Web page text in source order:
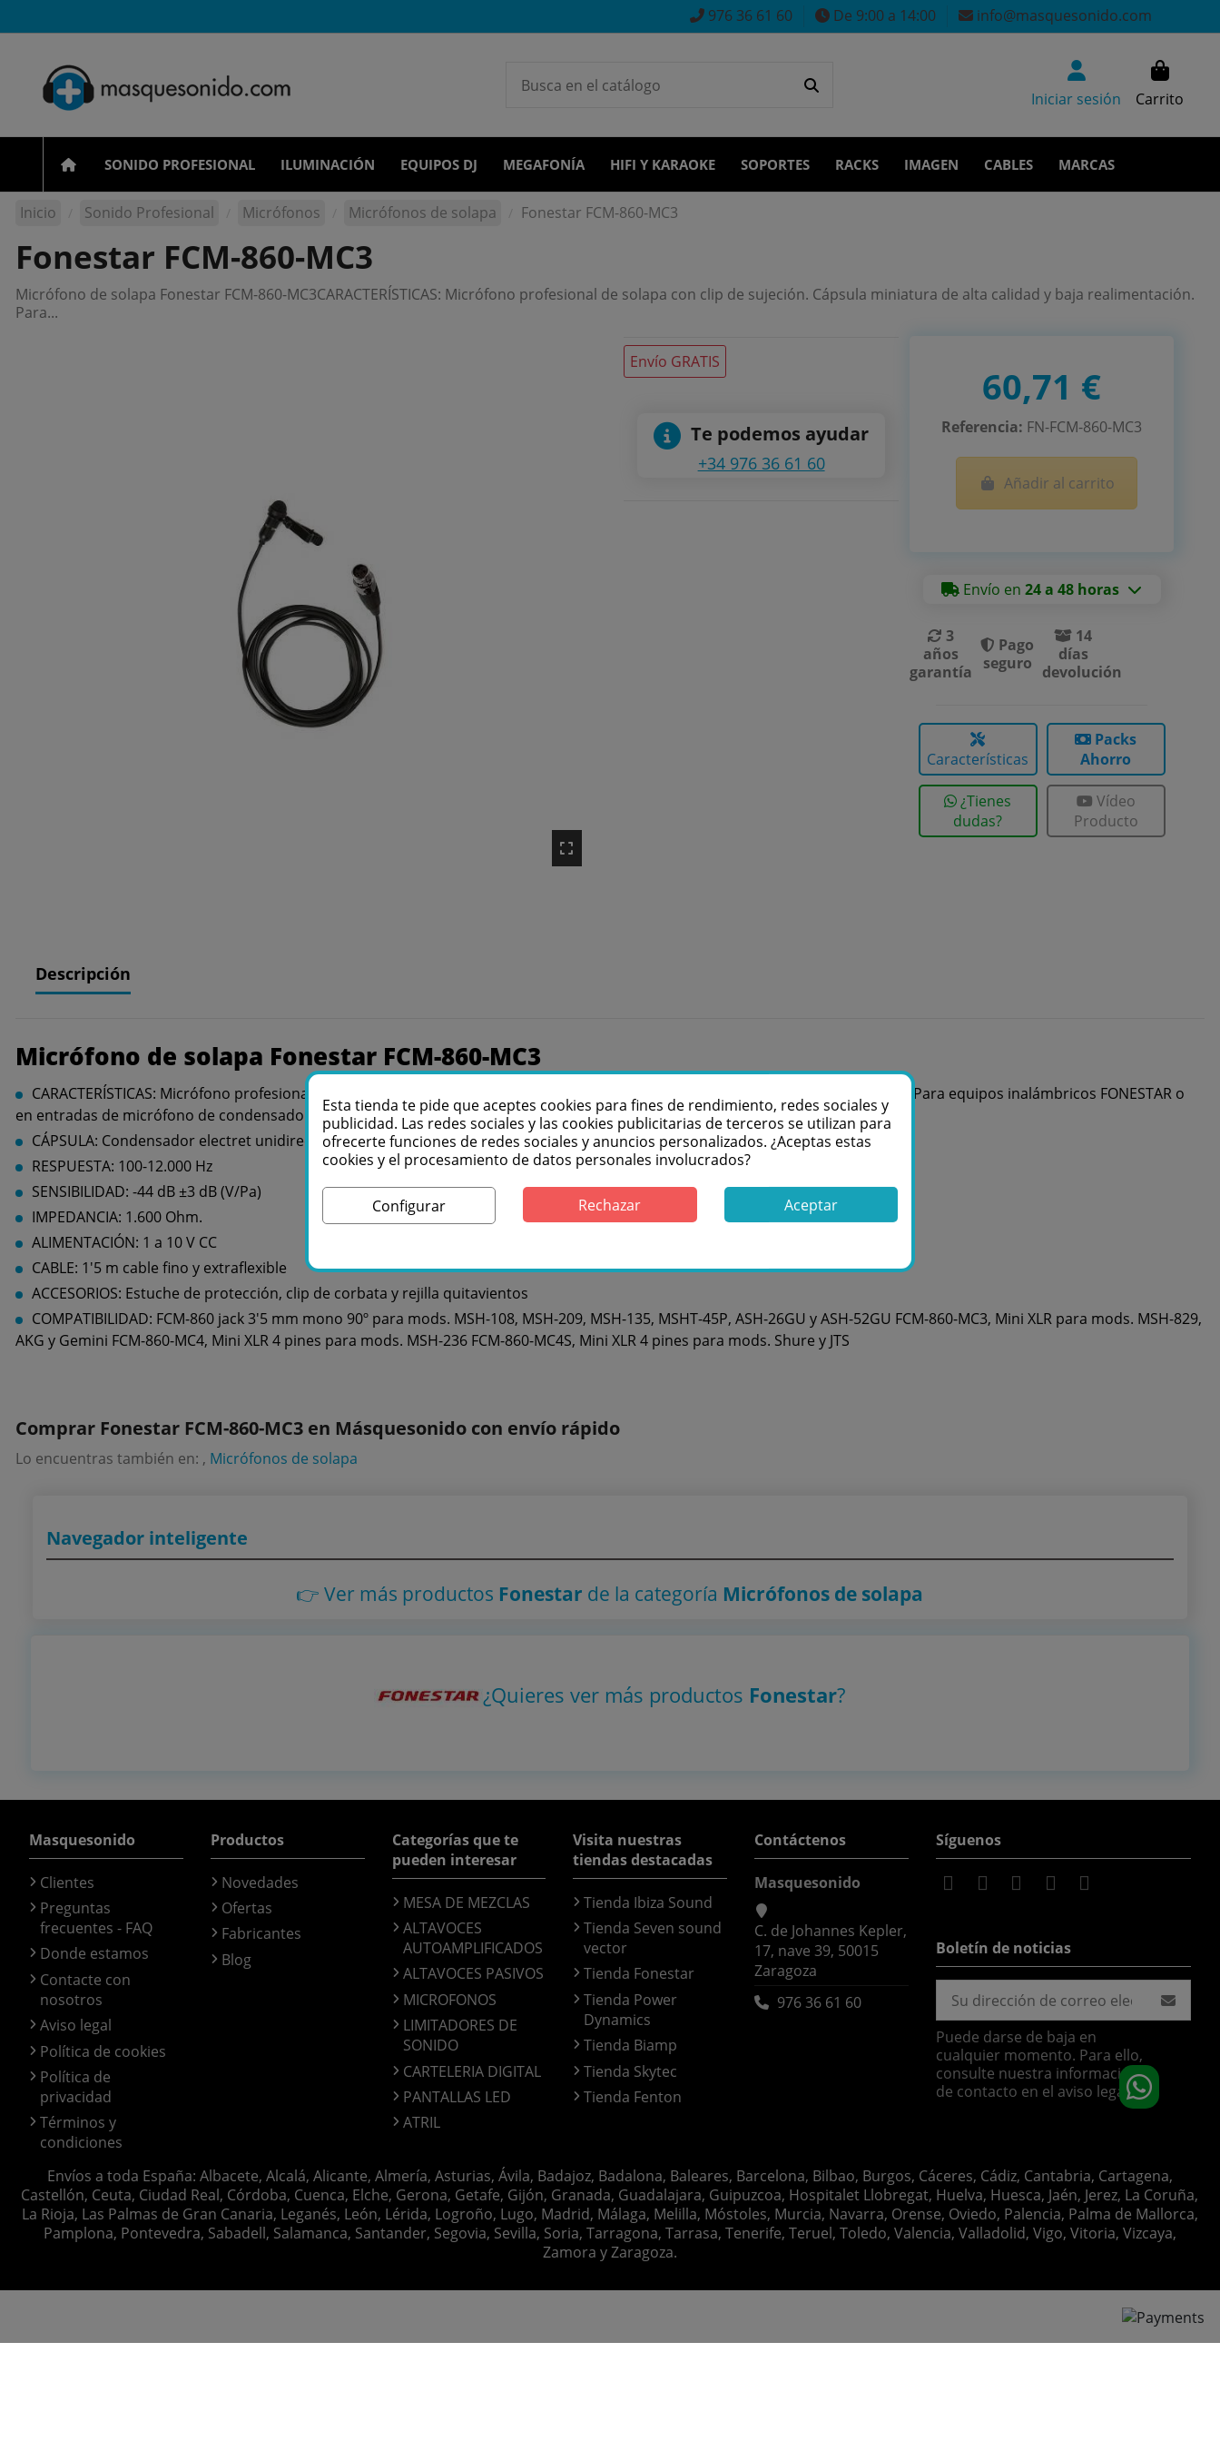
976 36 61 60 De 9:00 a 14:00 info@masquesonido.com
Iniciar sesión Carrito
SONIDO PROFESIONAL ILUMINACIÓN EQUIPOS DJ MEGAFONÍA HIFI Y KARAOKE SOPORTES RACKS IMAGEN CABLES MARCAS
Inicio Sonido Profesional Micrófonos Micrófonos de solapa Fonestar FCM-860-MC3
Fonestar FCM-860-MC3
Micrófono de solapa Fonestar FCM-860-MC3CARACTERÍSTICAS: Micrófono profesional de solapa con clip de sujeción. Cápsula miniatura de alta calidad y baja realimentación.
Para...
Envío GRATIS
Te podemos ayudar
+34 976 36 61 60
60,71 €
Referencia: FN-FCM-860-MC3
Añadir al carrito
Envío en24 a 48 horas
3
años
garantía
Pago
seguro
14
días
devolución
Características
Packs
Ahorro
¿Tienes
dudas?
Vídeo
Producto
Descripción
Micrófono de solapa Fonestar FCM-860-MC3
CARACTERÍSTICAS: Micrófono profesional de solapa con clip de sujeción. Cápsula miniatura de alta calidad y baja realimentación. Para equipos inalámbricos FONESTAR o
en entradas de micrófono de condensador electret.
CÁPSULA: Condensador electret unidireccional
RESPUESTA: 100-12.000 Hz
SENSIBILIDAD: -44 dB ±3 dB (V/Pa)
IMPEDANCIA: 1.600 Ohm.
ALIMENTACIÓN: 1 a 10 V CC
CABLE: 1'5 m cable fino y extraflexible
ACCESORIOS: Estuche de protección, clip de corbata y rejilla quitavientos
COMPATIBILIDAD: FCM-860 jack 3'5 mm mono 90º para mods. MSH-108, MSH-209, MSH-135, MSHT-45P, ASH-26GU y ASH-52GU FCM-860-MC3, Mini XLR para mods. MSH-829,
AKG y Gemini FCM-860-MC4, Mini XLR 4 pines para mods. MSH-236 FCM-860-MC4S, Mini XLR 4 pines para mods. Shure y JTS
Comprar Fonestar FCM-860-MC3 en Másquesonido con envío rápido
Lo encuentras también en: , Micrófonos de solapa
Navegador inteligente
👉 Ver más productos Fonestar de la categoría Micrófonos de solapa
¿Quieres ver más productos Fonestar?
Masquesonido
Clientes
Preguntas
frecuentes - FAQ
Donde estamos
Contacte con
nosotros
Aviso legal
Política de cookies
Política de
privacidad
Términos y
condiciones
Productos
Novedades
Ofertas
Fabricantes
Blog
Categorías que te
pueden interesar
MESA DE MEZCLAS
ALTAVOCES
AUTOAMPLIFICADOS
ALTAVOCES PASIVOS
MICROFONOS
LIMITADORES DE
SONIDO
CARTELERIA DIGITAL
PANTALLAS LED
ATRIL
Visita nuestras
tiendas destacadas
Tienda Ibiza Sound
Tienda Seven sound
vector
Tienda Fonestar
Tienda Power
Dynamics
Tienda Biamp
Tienda Skytec
Tienda Fenton
Contáctenos
Masquesonido
C. de Johannes Kepler,
17, nave 39, 50015
Zaragoza
976 36 61 60
Síguenos
Boletín de noticias
Puede darse de baja en
cualquier momento. Para ello,
consulte nuestra información
de contacto en el aviso legal.
Envíos a toda España: Albacete, Alcalá, Alicante, Almería, Asturias, Ávila, Badajoz, Badalona, Baleares, Barcelona, Bilbao, Burgos, Cáceres, Cádiz, Cantabria, Cartagena,
Castellón, Ceuta, Ciudad Real, Córdoba, Cuenca, Elche, Gerona, Getafe, Gijón, Granada, Guadalajara, Guipuzcoa, Hospitalet Llobregat, Huelva, Huesca, Jaén, Jerez, La Coruña,
La Rioja, Las Palmas de Gran Canaria, Leganés, León, Lérida, Logroño, Lugo, Madrid, Málaga, Melilla, Móstoles, Murcia, Navarra, Orense, Oviedo, Palencia, Palma de Mallorca,
Pamplona, Pontevedra, Sabadell, Salamanca, Santander, Segovia, Sevilla, Soria, Tarragona, Tarrasa, Tenerife, Teruel, Toledo, Valencia, Valladolid, Vigo, Vitoria, Vizcaya,
Zamora y Zaragoza.
Esta tienda te pide que aceptes cookies para fines de rendimiento, redes sociales y
publicidad. Las redes sociales y las cookies publicitarias de terceros se utilizan para
ofrecerte funciones de redes sociales y anuncios personalizados. ¿Aceptas estas
cookies y el procesamiento de datos personales involucrados?
Configurar Rechazar Aceptar